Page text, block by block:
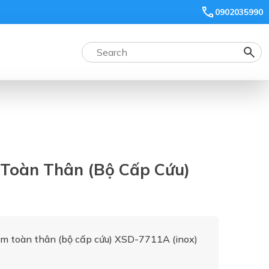
0902035990
Thân (bộ Cấp Cứu)
toàn thân (bộ cấp cứu) XSD-7711A (inox)